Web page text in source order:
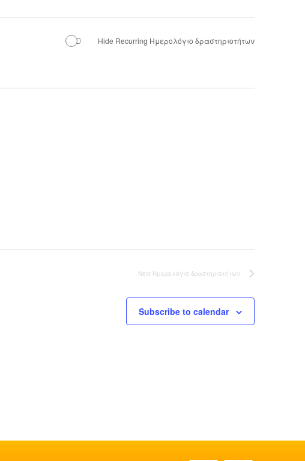
Hide Recurring Ημερολόγιο δραστηριοτήτων
Next Ημερολόγιο δραστηριοτήτων
Subscribe to calendar